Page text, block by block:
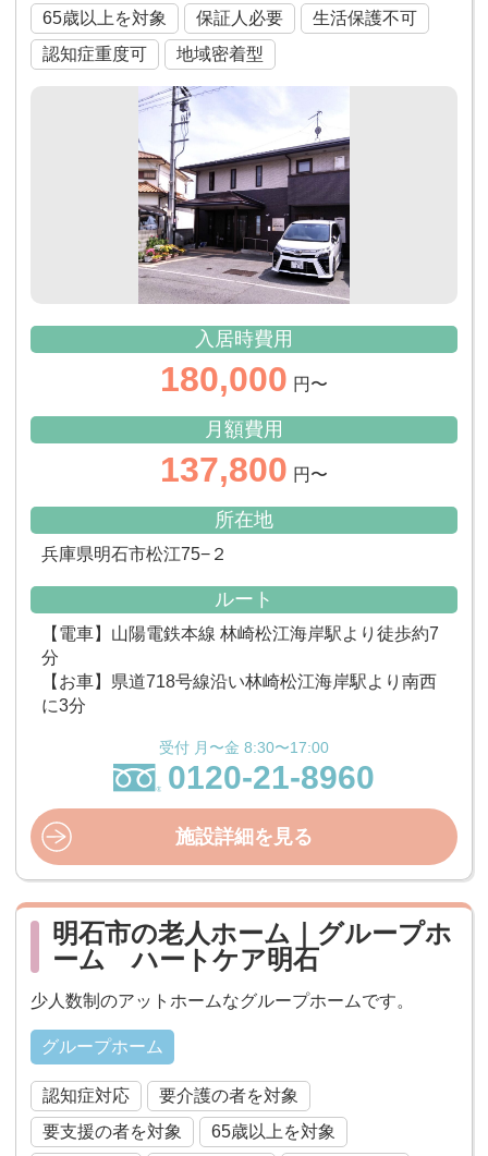
65歳以上を対象
保証人必要
生活保護不可
認知症重度可
地域密着型
入居時費用
180,000 円〜
月額費用
137,800 円〜
所在地
兵庫県明石市松江75−２
ルート
【電車】山陽電鉄本線 林崎松江海岸駅より徒歩約7
分
【お車】県道718号線沿い林崎松江海岸駅より南西
に3分
受付 月〜金 8:30〜17:00
0120-21-8960
施設詳細を見る
明石市の老人ホーム｜グループホ
ーム ハートケア明石
少人数制のアットホームなグループホームです。
グループホーム
認知症対応
要介護の者を対象
要支援の者を対象
65歳以上を対象